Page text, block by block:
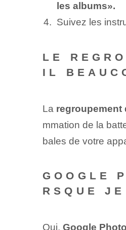
les albums».
Suivez les
LE
IL
La regroupement
mmation de la
bales de votre
GOOGLE
RSQUE
Oui, Google